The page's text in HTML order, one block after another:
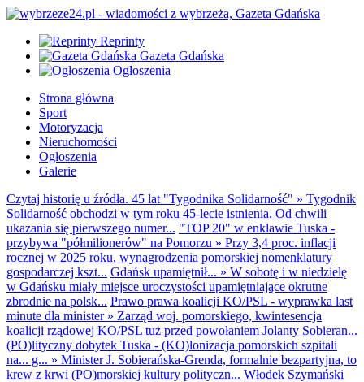
Reprinty
Gazeta Gdańska
Ogłoszenia
Strona główna
Sport
Motoryzacja
Nieruchomości
Ogłoszenia
Galerie
Czytaj historię u źródła. 45 lat "Tygodnika Solidarność" » Tygodnik
Solidarność obchodzi w tym roku 45-lecie istnienia. Od chwili
ukazania się pierwszego numer... "TOP 20" w enklawie Tuska -
przybywa "półmilionerów" na Pomorzu » Przy 3,4 proc. inflacji
rocznej w 2025 roku, wynagrodzenia pomorskiej nomenklatury
gospodarczej kszt... Gdańsk upamiętnił... » W sobotę i w niedzielę
w Gdańsku miały miejsce uroczystości upamiętniające okrutne
zbrodnie na polsk... Prawo prawa koalicji KO/PSL - wyprawka last
minute dla minister» Zarząd woj. pomorskiego, kwintesencja
koalicji rządowej KO/PSL tuż przed powołaniem Jolanty Sobieran...
(PO)lityczny dobytek Tuska - (KO)lonizacja pomorskich szpitali
na... g... » Minister J. Sobierańska-Grenda, formalnie bezpartyjna, to
krew z krwi (PO)morskiej kultury polityczn... Włodek Szymański